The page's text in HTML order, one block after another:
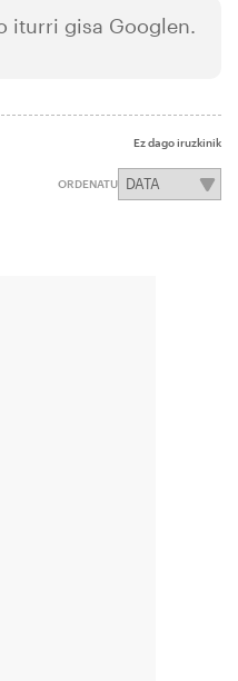
iturri gisa Googlen.
Ez dago iruzkinik
ORDENATU